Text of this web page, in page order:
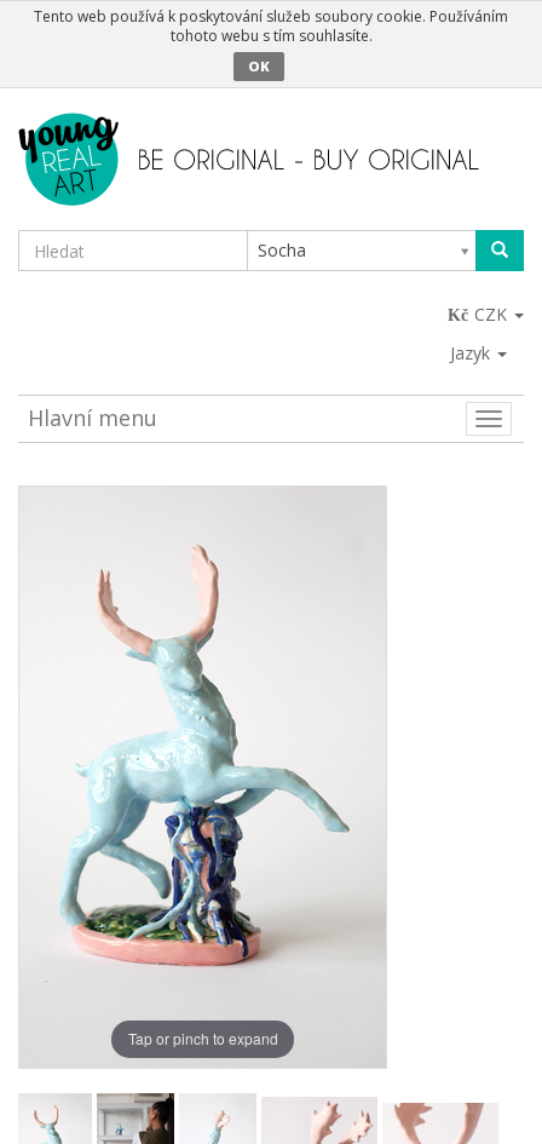
Tento web používá k poskytování služeb soubory cookie. Používáním
tohoto webu s tím souhlasíte.
OK
Socha
CZK
Jazyk
Toggle
Hlavní menu
Tap or pinch to expand